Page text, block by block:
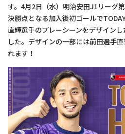
す。4月2日（水）明治安田J1リーグ
決勝点となる加入後初ゴールで
直輝選手のプレーシーンをデザイン
した。デザインの一部には前田選手
れます！